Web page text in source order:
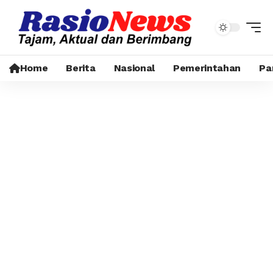
Home Berita Nasional Pemerintahan